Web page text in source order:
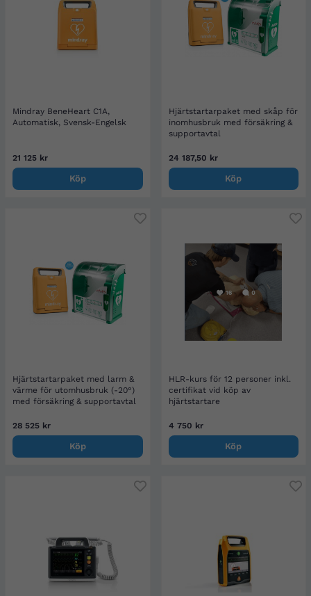
Mindray BeneHeart C1A,
Automatisk, Svensk-Engelsk
21 125 kr
Köp
Hjärtstartarpaket med skåp för
inomhusbruk med försäkring &
supportavtal
24 187,50 kr
Köp
Hjärtstartarpaket med larm &
värme för utomhusbruk (-20°)
med försäkring & supportavtal
28 525 kr
Köp
HLR-kurs för 12 personer inkl.
certifikat vid köp av
hjärtstartare
4 750 kr
Köp